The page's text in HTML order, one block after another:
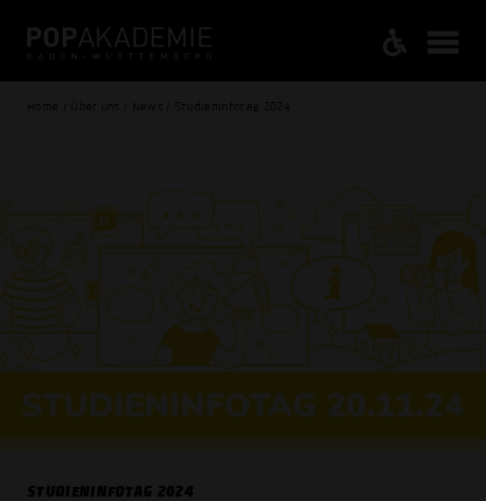
Home / Über uns / News / Studieninfotag 2024
STUDIENINFOTAG 2024